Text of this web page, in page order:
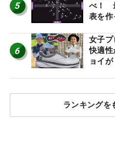
5
べ！
表を作
6
女子プ
快適
ョイ
ランキングを